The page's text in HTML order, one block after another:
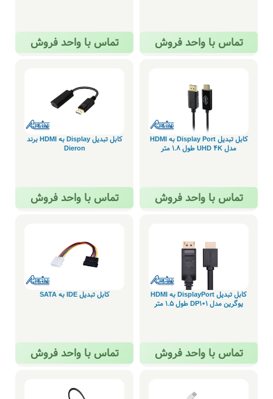
تماس با واحد فروش تماس با واحد فروش
کابل تبدیل Display Port به HDMI
مدل UHD 4K طول 1.8 متر
تماس با واحد فروش
کابل تبدیل Display به HDMI برند
Dieron
تماس با واحد فروش
کابل تبدیل DisplayPort به HDMI
یوگرین مدل DP101 طول 1.5 متر
تماس با واحد فروش
کابل تبدیل IDE به SATA
تماس با واحد فروش